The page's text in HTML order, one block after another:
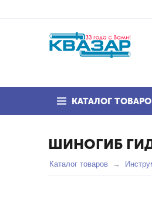
КАТАЛОГ
ШИНОГИБ
Каталог товаров